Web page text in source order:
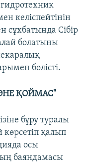
келіспейтінін
сұхбатында Сібір
болатыны
бөлісті.
ҚОЙМАС"
бұру туралы
қалып
осы
баяндамасы